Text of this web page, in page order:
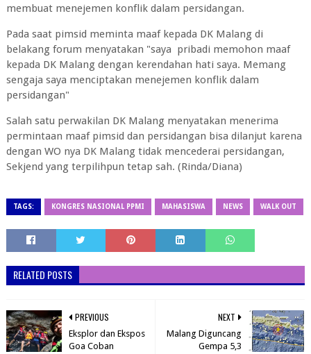
membuat menejemen konflik dalam persidangan.
Pada saat pimsid meminta maaf kepada DK Malang di
belakang forum menyatakan "saya pribadi memohon maaf
kepada DK Malang dengan kerendahan hati saya. Memang
sengaja saya menciptakan menejemen konflik dalam
persidangan"
Salah satu perwakilan DK Malang menyatakan menerima
permintaan maaf pimsid dan persidangan bisa dilanjut karena
dengan WO nya DK Malang tidak mencederai persidangan,
Sekjend yang terpilihpun tetap sah. (Rinda/Diana)
TAGS: KONGRES NASIONAL PPMI MAHASISWA NEWS WALK OUT
RELATED POSTS
NEXT
Malang Diguncang
Gempa 5,3
PREVIOUS
Eksplor dan Ekspos
Goa Coban